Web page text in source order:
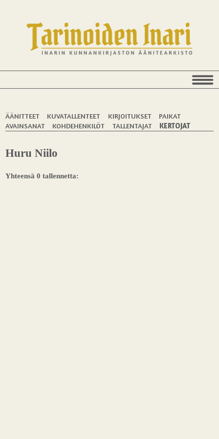
ÄÄNITTEET KUVATALLENTEET KIRJOITUKSET
PAIKAT
AVAINSANAT
KOHDEHENKILÖT TALLENTAJAT KERTOJAT
Huru Niilo
Yhteensä 0 tallennetta: